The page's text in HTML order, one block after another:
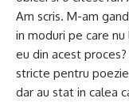
Am scris. M-am
in moduri pe care
eu din acest
stricte pentru
dar au stat in calea